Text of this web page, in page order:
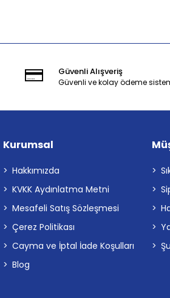
Güvenli Alışveriş
Güvenli ve kolay ödeme
Kurumsal
Hakkımızda
KVKK Aydınlatma Metni
Mesafeli Satış Sözleşmesi
Çerez Politikası
Cayma ve İptal İade Koşulları
Blog